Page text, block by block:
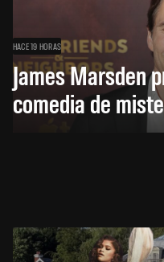
HACE 19 HORAS
James Marsden
comedia de